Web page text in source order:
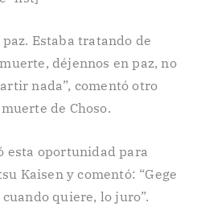
Estaba tratando de
déjennos en paz, no
nada”, comentó otro
de Choso.
esta oportunidad para
Kaisen y comentó: “Gege
quiere, lo juro”.